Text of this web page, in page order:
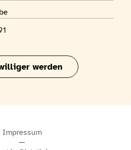
werden
Impressum